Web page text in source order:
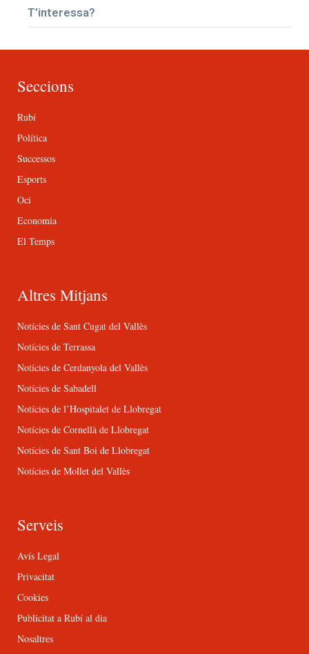
T’interessa?
Seccions
Rubí
Política
Successos
Esports
Oci
Economia
El Temps
Altres Mitjans
Notícies de Sant Cugat del Vallès
Notícies de Terrassa
Notícies de Cerdanyola del Vallès
Notícies de Sabadell
Notícies de l’Hospitalet de Llobregat
Notícies de Cornellà de Llobregat
Notícies de Sant Boi de Llobregat
Notícies de Mollet del Vallès
Serveis
Avís Legal
Privacitat
Cookies
Publicitat a Rubí al dia
Nosaltres